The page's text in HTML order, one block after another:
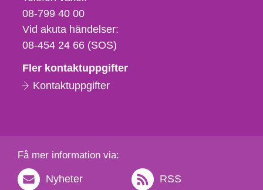
fax
och
e-
08-799 40 00
Vid akuta händelser:
08-454 24 66 (SOS)
Fler kontaktuppgifter
Kontaktuppgifter
Få mer information via:
Nyheter RSS